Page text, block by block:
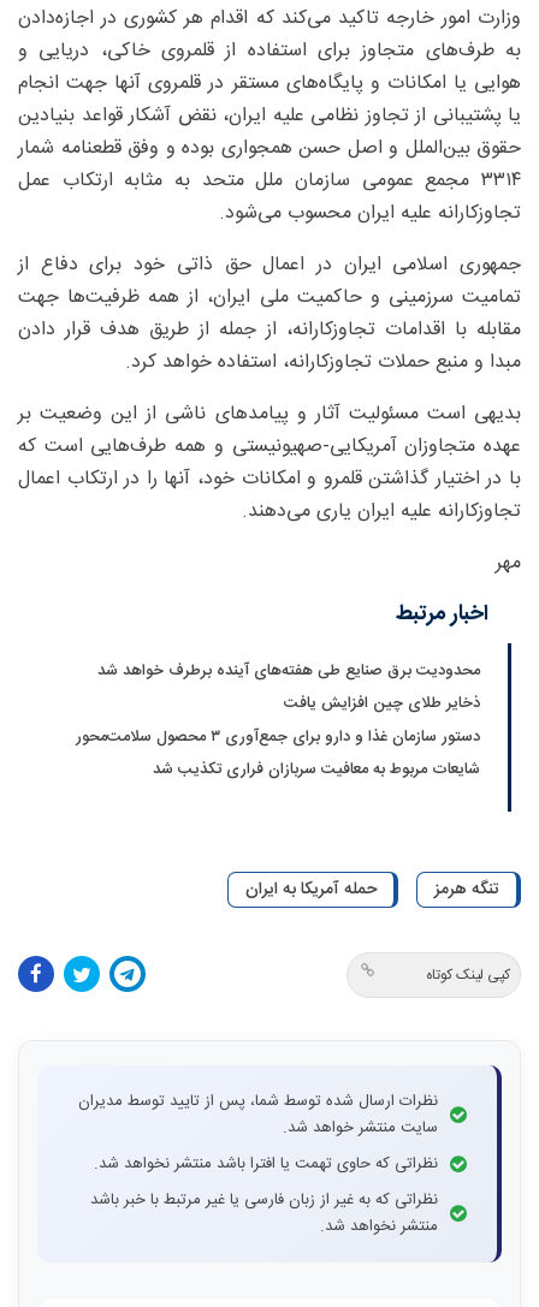
وزارت امور خارجه تاکید می‌کند که اقدام هر کشوری در اجازه‌دادن
به طرف‌های متجاوز برای استفاده از قلمروی خاکی، دریایی و
هوایی یا امکانات و پایگاه‌های مستقر در قلمروی آنها جهت انجام
یا پشتیبانی از تجاوز نظامی علیه ایران، نقض آشکار قواعد بنیادین
حقوق بین‌الملل و اصل حسن همجواری بوده و وفق قطعنامه شمار
۳۳۱۴ مجمع عمومی سازمان ملل متحد به مثابه ارتکاب عمل
تجاوزکارانه علیه ایران محسوب می‌شود.
جمهوری اسلامی ایران در اعمال حق ذاتی خود برای دفاع از
تمامیت سرزمینی و حاکمیت ملی ایران، از همه ظرفیت‌ها جهت
مقابله با اقدامات تجاوزکارانه، از جمله از طریق هدف قرار دادن
مبدا و منبع حملات تجاوزکارانه، استفاده خواهد کرد.
بدیهی است مسئولیت آثار و پیامدهای ناشی از این وضعیت بر
عهده متجاوزان آمریکایی-صهیونیستی و همه طرف‌هایی است که
با در اختیار گذاشتن قلمرو و امکانات خود، آنها را در ارتکاب اعمال
تجاوزکارانه علیه ایران یاری می‌دهند.
مهر
اخبار مرتبط
محدودیت‌ برق صنایع طی هفته‌های آینده برطرف خواهد شد
ذخایر طلای چین افزایش یافت
دستور سازمان غذا و دارو برای جمع‌آوری ۳ محصول سلامت‌محور
شایعات مربوط به معافیت سربازان فراری تکذیب شد
تنگه هرمز حمله آمریکا به ایران
کپی لینک کوتاه
نظرات ارسال شده توسط شما، پس از تایید توسط مدیران
سایت منتشر خواهد شد.
نظراتی که حاوی تهمت یا افترا باشد منتشر نخواهد شد.
نظراتی که به غیر از زبان فارسی یا غیر مرتبط با خبر باشد
منتشر نخواهد شد.